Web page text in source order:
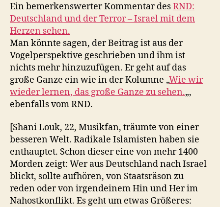
Ein bemerkenswerter Kommentar desRND:
Deutschland und der Terror – Israel mit dem
Herzen sehen.
Man könnte sagen, der Beitrag ist aus der
Vogelperspektive geschrieben und ihm ist
nichts mehr hinzuzufügen. Er geht auf das
große Ganze ein wie in der Kolumne „Wie wir
wieder lernen, das große Ganze zu sehen.„,
ebenfalls vom RND.
[Shani Louk, 22, Musikfan, träumte von einer
besseren Welt. Radikale Islamisten haben sie
enthauptet. Schon dieser eine von mehr 1400
Morden zeigt: Wer aus Deutschland nach Israel
blickt, sollte aufhören, von Staatsräson zu
reden oder von irgendeinem Hin und Her im
Nahostkonflikt. Es geht um etwas Größeres: